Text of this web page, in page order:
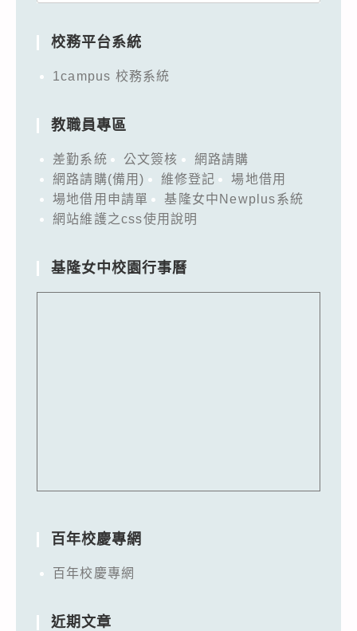
校務平台系統
1campus 校務系統
教職員專區
差勤系統 公文簽核
網路請購
網路請購(備用)
維修登記
場地借用
場地借用申請單
基隆女中Newplus系統
網站維護之css使用說明
基隆女中校園行事曆
百年校慶專網
百年校慶專網
近期文章